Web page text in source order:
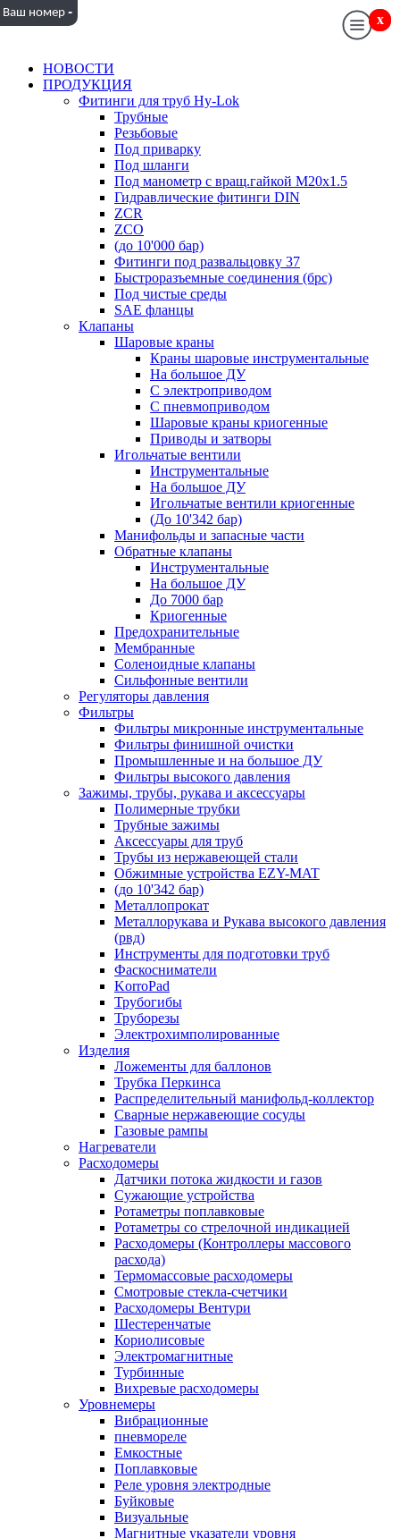
НОВОСТИ
ПРОДУКЦИЯ
Фитинги для труб Hy-Lok
Трубные
Резьбовые
Под приварку
Под шланги
Под манометр с вращ.гайкой M20x1.5
Гидравлические фитинги DIN
ZCR
ZCO
(до 10'000 бар)
Фитинги под развальцовку 37
Быстроразъемные соединения (брс)
Под чистые среды
SAE фланцы
Клапаны
Шаровые краны
Краны шаровые инструментальные
На большое ДУ
С электроприводом
С пневмоприводом
Шаровые краны криогенные
Приводы и затворы
Игольчатые вентили
Инструментальные
На большое ДУ
Игольчатые вентили криогенные
(До 10'342 бар)
Манифольды и запасные части
Обратные клапаны
Инструментальные
На большое ДУ
До 7000 бар
Криогенные
Предохранительные
Мембранные
Соленоидные клапаны
Сильфонные вентили
Регуляторы давления
Фильтры
Фильтры микронные инструментальные
Фильтры финишной очистки
Промышленные и на большое ДУ
Фильтры высокого давления
Зажимы, трубы, рукава и аксессуары
Полимерные трубки
Трубные зажимы
Аксессуары для труб
Трубы из нержавеющей стали
Обжимные устройства EZY-MAT
(до 10'342 бар)
Металлопрокат
Металлорукава и Рукава высокого давления
(рвд)
Инструменты для подготовки труб
Фаскосниматели
KorroPad
Трубогибы
Труборезы
Электрохимполированные
Изделия
Ложементы для баллонов
Трубка Перкинса
Распределительный манифольд-коллектор
Сварные нержавеющие сосуды
Газовые рампы
Нагреватели
Расходомеры
Датчики потока жидкости и газов
Сужающие устройства
Ротаметры поплавковые
Ротаметры со стрелочной индикацией
Расходомеры (Контроллеры массового
расхода)
Термомассовые расходомеры
Смотровые стекла-счетчики
Расходомеры Вентури
Шестеренчатые
Кориолисовые
Электромагнитные
Турбинные
Вихревые расходомеры
Уровнемеры
Вибрационные
пневмореле
Емкостные
Поплавковые
Реле уровня электродные
Буйковые
Визуальные
Магнитные указатели уровня
x
Ваш номер - x